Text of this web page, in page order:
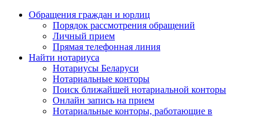
Обращения граждан и юрлиц
Порядок рассмотрения обращений
Личный прием
Прямая телефонная линия
Найти нотариуса
Нотариусы Беларуси
Нотариальные конторы
Поиск ближайшей нотариальной конторы
Онлайн запись на прием
Нотариальные конторы, работающие в